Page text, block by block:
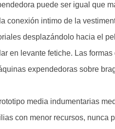
puede ser igual que
conexión intimo de la
desplazándolo hacia el
en levante fetiche. Las formas
expendedoras sobre
media indumentarias
con menor recursos, nunca